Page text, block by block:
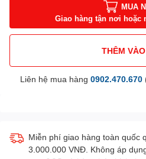
MUA
Giao hàng tận nơi hoặc
THÊM
Liên hệ mua hàng 0902.470.670
Miễn phí giao hàng toàn quốc
3.000.000 VNĐ. Không áp